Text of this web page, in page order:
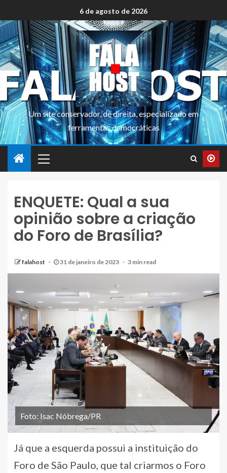
6 de agosto de 2026
Um site conservador, de direita, especializado em
ferramentas democráticas
ENQUETE: Qual a sua
opinião sobre a criação
do Foro de Brasília?
falahost 31 de janeiro de 2023 3 min read
Foto: Isac Nóbrega/PR
Já que a esquerda possui a instituição do
Foro de São Paulo, que tal criarmos o Foro